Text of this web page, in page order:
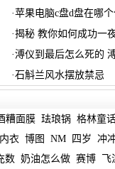
·苹果电脑c盘d盘在哪
·揭秘 教你如何成功一
·溥仪到最后怎么死的
·石斛兰风水摆放禁忌
糟面膜 珐琅锅 格林童
衣 博图 NM 四岁 冲
数 奶油怎么做 赛博